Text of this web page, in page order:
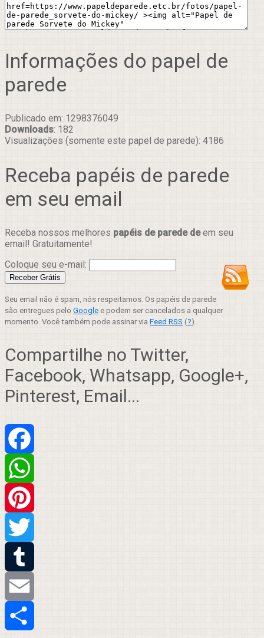
Informações do papel de
parede
Publicado em: 1298376049
Downloads: 182
Visualizações (somente este papel de parede): 4186
Receba papéis de parede
em seu email
Receba nossos melhores papéis de parede deem seu
email! Gratuitamente!
Coloque seu e-mail:
Seu email não é spam, nós respeitamos. Os papéis de parede
são entregues pelo Google e podem ser cancelados a qualquer
momento. Você também pode assinar via Feed RSS (?).
Compartilhe no Twitter,
Facebook, Whatsapp, Google+,
Pinterest, Email...
Facebook
WhatsApp
Pinterest
Twitter
Tumblr
Email